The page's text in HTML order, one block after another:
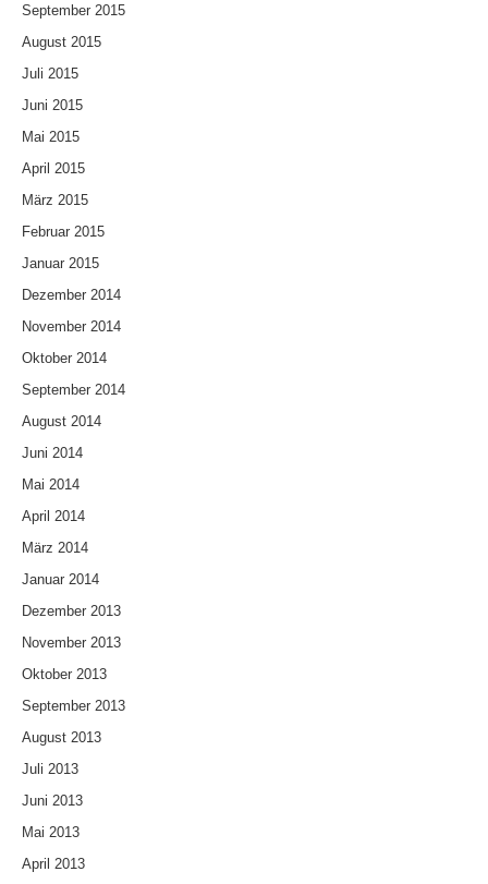
September 2015
August 2015
Juli 2015
Juni 2015
Mai 2015
April 2015
März 2015
Februar 2015
Januar 2015
Dezember 2014
November 2014
Oktober 2014
September 2014
August 2014
Juni 2014
Mai 2014
April 2014
März 2014
Januar 2014
Dezember 2013
November 2013
Oktober 2013
September 2013
August 2013
Juli 2013
Juni 2013
Mai 2013
April 2013